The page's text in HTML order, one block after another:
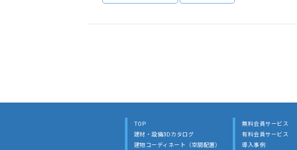
TOP
建材・設備3Dカタログ
建物コーディネート（空間配置）
無料会員サービス
有料会員サービス
導入事例